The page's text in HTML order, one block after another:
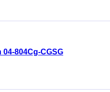
804Cg-CGSG